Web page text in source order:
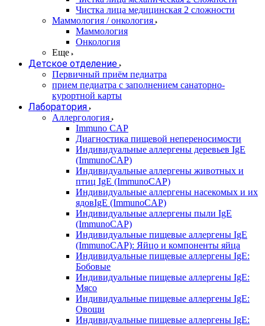
Чистка лица медицинская 2 сложности
Маммология / онкология
Маммология
Онкология
Еще
Детское отделение
Первичный приём педиатра
прием педиатра с заполнением санаторно-
курортной карты
Лаборатория
Аллергология
Immuno CAP
Диагностика пищевой непереносимости
Индивидуальные аллергены деревьев IgE
(ImmunoCAP)
Индивидуальные аллергены животных и
птиц IgE (ImmunoCAP)
Индивидуальные аллергены насекомых и их
ядовIgE (ImmunoCAP)
Индивидуальные аллергены пыли IgE
(ImmunoCAP)
Индивидуальные пищевые аллергены IgE
(ImmunoCAP): Яйцо и компоненты яйца
Индивидуальные пищевые аллергены IgE:
Бобовые
Индивидуальные пищевые аллергены IgE:
Мясо
Индивидуальные пищевые аллергены IgE:
Овощи
Индивидуальные пищевые аллергены IgE: